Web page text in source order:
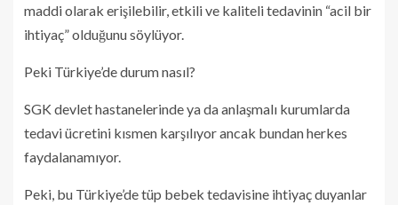
maddi olarak erişilebilir, etkili ve kaliteli tedavinin “acil bir
ihtiyaç” olduğunu söylüyor.
Peki Türkiye’de durum nasıl?
SGK devlet hastanelerinde ya da anlaşmalı kurumlarda
tedavi ücretini kısmen karşılıyor ancak bundan herkes
faydalanamıyor.
Peki, bu Türkiye’de tüp bebek tedavisine ihtiyaç duyanlar